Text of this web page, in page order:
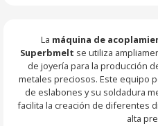
La máquina de
Superbmelt se utiliza
de joyería para la producción
metales preciosos. Este equipo
de eslabones y su soldadura
facilita la creación de diferentes
alta